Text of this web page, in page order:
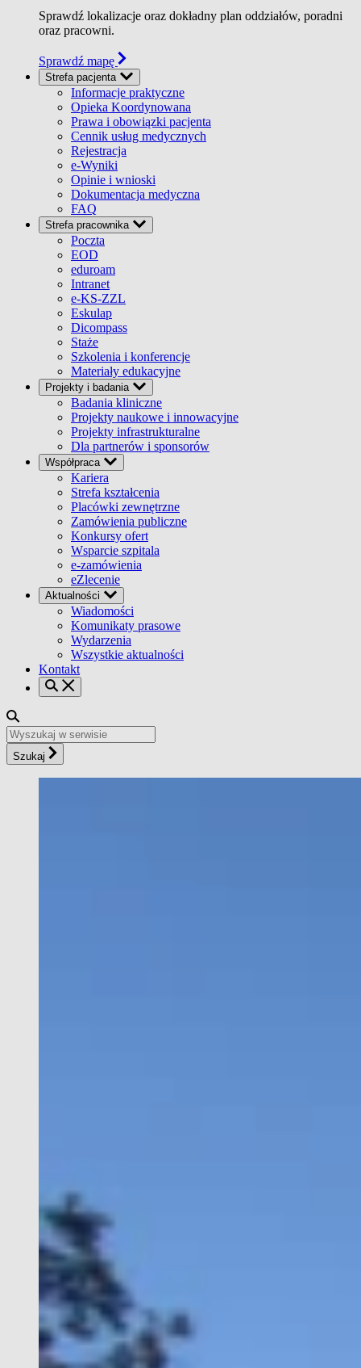
Sprawdź lokalizacje oraz dokładny plan oddziałów, poradni
oraz pracowni.
Sprawdź mapę
Strefa pacjenta
Informacje praktyczne
Opieka Koordynowana
Prawa i obowiązki pacjenta
Cennik usług medycznych
Rejestracja
e-Wyniki
Opinie i wnioski
Dokumentacja medyczna
FAQ
Strefa pracownika
Poczta
EOD
eduroam
Intranet
e-KS-ZZL
Eskulap
Dicompass
Staże
Szkolenia i konferencje
Materiały edukacyjne
Projekty i badania
Badania kliniczne
Projekty naukowe i innowacyjne
Projekty infrastrukturalne
Dla partnerów i sponsorów
Współpraca
Kariera
Strefa kształcenia
Placówki zewnętrzne
Zamówienia publiczne
Konkursy ofert
Wsparcie szpitala
e-zamówienia
eZlecenie
Aktualności
Wiadomości
Komunikaty prasowe
Wydarzenia
Wszystkie aktualności
Kontakt
Szukaj